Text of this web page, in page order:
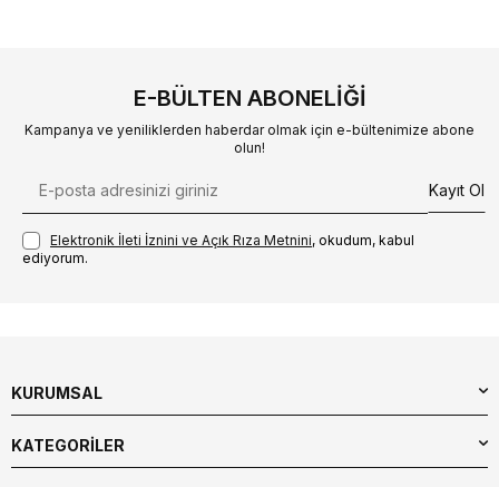
E-BÜLTEN ABONELIĞI
Kampanya ve yeniliklerden haberdar olmak için e-bültenimize abone
olun!
Kayıt Ol
Elektronik İleti İzni‌ni ve Açık Rıza Metni‌ni, okudum, kabul
ediyorum.
KURUMSAL
KATEGORİLER